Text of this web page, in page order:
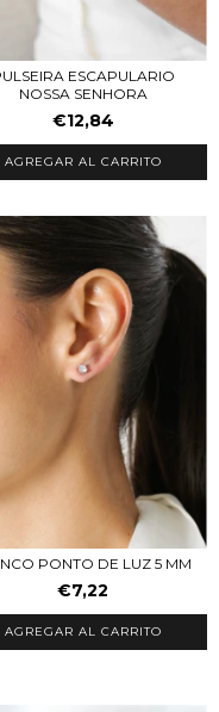
ESCAPULARIO
NOSSA SENHORA
€12,84
AGREGAR AL CARRITO
PONTO DE LUZ 5 MM
€7,22
AGREGAR AL CARRITO